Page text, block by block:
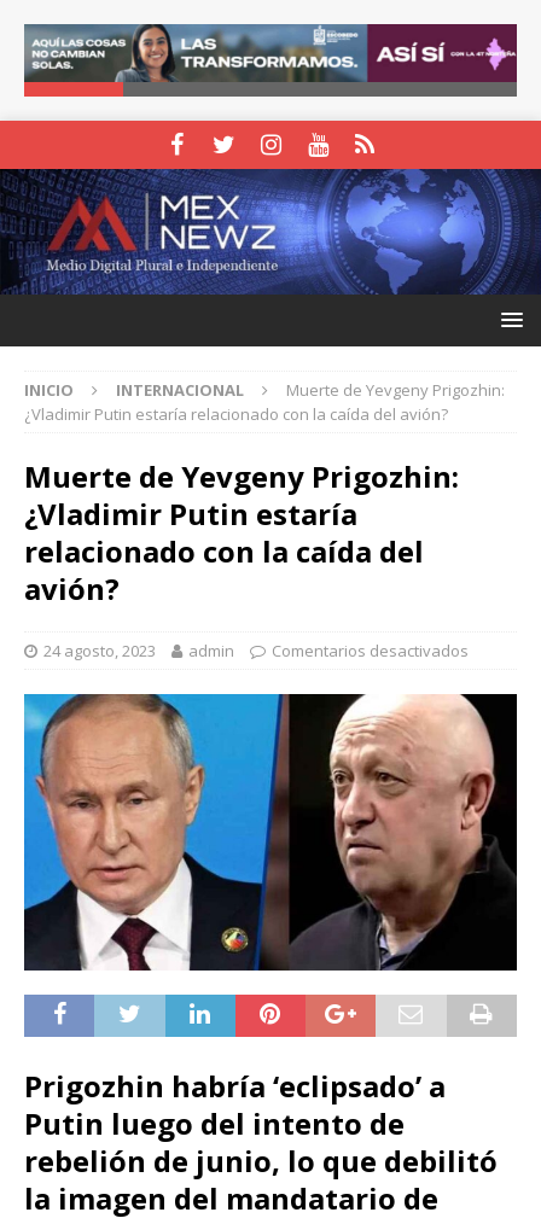
INICIO INTERNACIONAL
Muerte de Yevgeny Prigozhin:
¿Vladimir Putin estaría relacionado con la caída del avión?
Muerte de Yevgeny Prigozhin:
¿Vladimir Putin estaría
relacionado con la caída del
avión?
24 agosto, 2023 admin Comentarios desactivados
Prigozhin habría ‘eclipsado’ a
Putin luego del intento de
rebelión de junio, lo que debilitó
la imagen del mandatario de